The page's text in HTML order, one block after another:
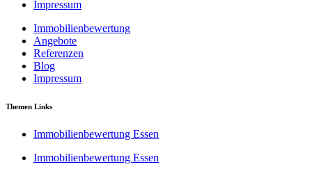
Impressum
Immobilienbewertung
Angebote
Referenzen
Blog
Impressum
Themen Links
Immobilienbewertung Essen
Immobilienbewertung Essen